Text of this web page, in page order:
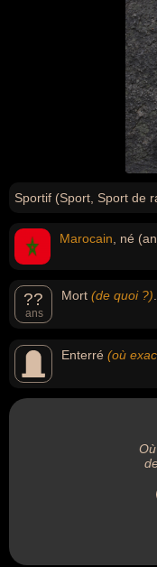
Sportif (Sport, Sport de
Marocain , né
??
ans
Mort (de quoi ?)
Enterré (où